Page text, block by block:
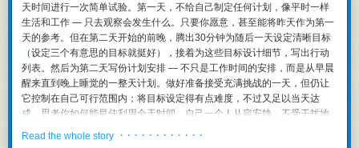
另外，马术心理疗法也可以应用于团体咨询及拓展训练方面，一般主要以
依恋问题、人际沟通和领导力训练几个方面为主。
马是如何帮助来访者心理疗愈的？
相比猫、狗、牛、羊等其他动物，马具有许多作为心理治疗动物的先天优
势：
作为被猎食的动物，马天生具有觉察其他生物意图的能力，因而能立刻对
察，加深对自己的特点和模式的了解。
天时间进行一次简单试验。第一天，不给自己制定任何计划，像平时一样
生活和工作 — 只去观察会发生什么。只要你愿意，甚至能将昨天作为第一
天的参考。但在第二天开始的前晚，腾出30分钟为随后一天设定清晰目标
（设定三个有意思的目标就挺好），接着为这些目标设计细节，写出行动
列表。然后为第二天写份计划安排 — 不只是工作时间的安排，而是从早晨
醒来直到晚上睡觉的一整天计划。做好准备接受充满挑战的一天，但仍让
它控制在自己可行范围内；将目标设定得有点难度，不过又足以当天达
成。思考你如何能最佳利用全天时间。自己一个人从容安静，不受干扰地
Read the whole story · · · · · · · · · · · ·